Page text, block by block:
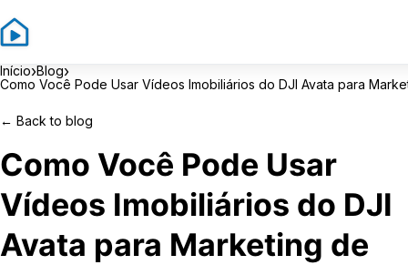
Início›Blog›
Como Você Pode Usar Vídeos Imobiliários do DJI Avata para
← Back to blog
Como Você Pode Usar
Vídeos Imobiliários do DJI
Avata para Marketing de